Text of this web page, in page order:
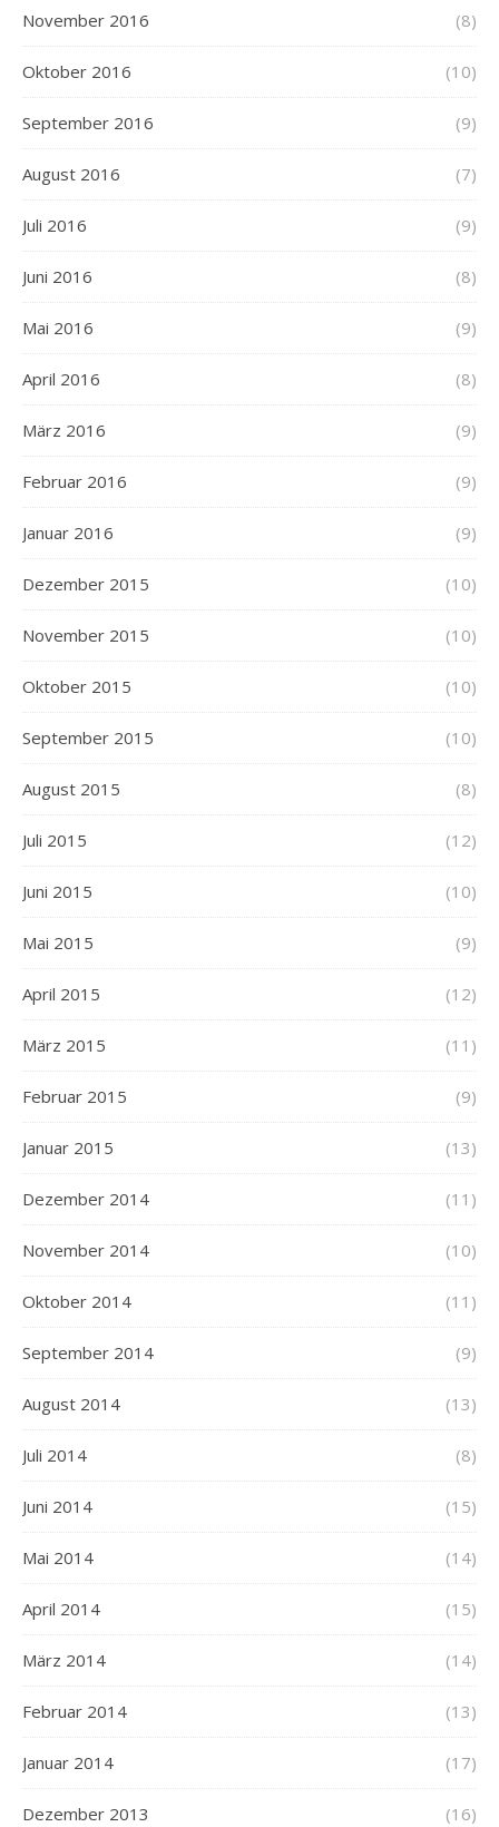
November 2016 (8)
Oktober 2016 (10)
September 2016 (9)
August 2016 (7)
Juli 2016 (9)
Juni 2016 (8)
Mai 2016 (9)
April 2016 (8)
März 2016 (9)
Februar 2016 (9)
Januar 2016 (9)
Dezember 2015 (10)
November 2015 (10)
Oktober 2015 (10)
September 2015 (10)
August 2015 (8)
Juli 2015 (12)
Juni 2015 (10)
Mai 2015 (9)
April 2015 (12)
März 2015 (11)
Februar 2015 (9)
Januar 2015 (13)
Dezember 2014 (11)
November 2014 (10)
Oktober 2014 (11)
September 2014 (9)
August 2014 (13)
Juli 2014 (8)
Juni 2014 (15)
Mai 2014 (14)
April 2014 (15)
März 2014 (14)
Februar 2014 (13)
Januar 2014 (17)
Dezember 2013 (16)